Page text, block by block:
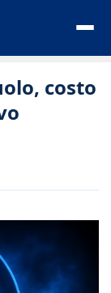
costo